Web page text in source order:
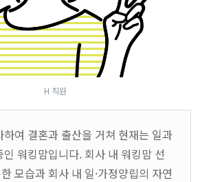
H 직원
하여 결혼과 출산을 거쳐 현재는 일과
워킹맘입니다. 회사 내 워킹맘 선
모습과 회사 내 일·가정양립의 자연